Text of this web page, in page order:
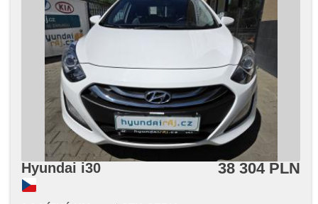
Hyundai i30 38 304 PLN